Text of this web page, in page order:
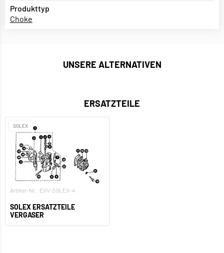
Produkttyp
Choke
UNSERE ALTERNATIVEN
ERSATZTEILE
SOLEX
Artikel-Nr.: EXV-SOLEX-4
SOLEX ERSATZTEILE
VERGASER